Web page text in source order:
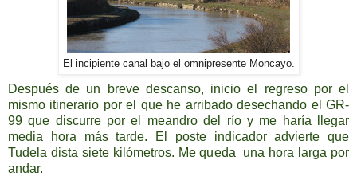
El incipiente canal bajo el omnipresente Moncayo.
Después de un breve descanso, inicio el regreso por el
mismo itinerario por el que he arribado desechando el GR-
99 que discurre por el meandro del río y me haría llegar
media hora más tarde. El poste indicador advierte que
Tudela dista siete kilómetros. Me queda una hora larga por
andar.